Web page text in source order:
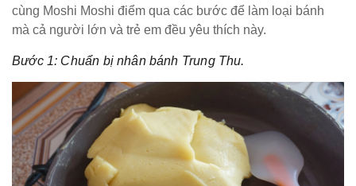
cùng Moshi Moshi điểm qua các bước để làm loại bánh
mà cả người lớn và trẻ em đều yêu thích này.
Bước 1: Chuẩn bị nhân bánh Trung Thu.